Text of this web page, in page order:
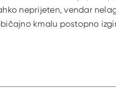
neprijeten, vendar
kmalu postopno